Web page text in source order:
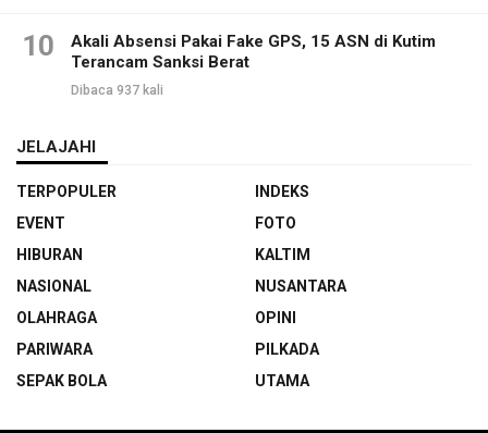
10
Akali Absensi Pakai Fake GPS, 15 ASN di Kutim
Terancam Sanksi Berat
Dibaca 937 kali
JELAJAHI
TERPOPULER
INDEKS
EVENT
FOTO
HIBURAN
KALTIM
NASIONAL
NUSANTARA
OLAHRAGA
OPINI
PARIWARA
PILKADA
SEPAK BOLA
UTAMA